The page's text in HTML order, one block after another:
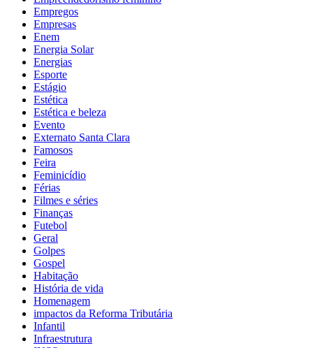
Empregos
Empresas
Enem
Energia Solar
Energias
Esporte
Estágio
Estética
Estética e beleza
Evento
Externato Santa Clara
Famosos
Feira
Feminicídio
Férias
Filmes e séries
Finanças
Futebol
Geral
Golpes
Gospel
Habitação
História de vida
Homenagem
impactos da Reforma Tributária
Infantil
Infraestrutura